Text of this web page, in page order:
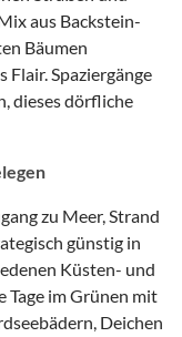
aus Backstein-
Bäumen
Spaziergänge
dieses dörfliche
zu Meer, Strand
günstig in
Küsten- und
Tage im Grünen mit
Deichen